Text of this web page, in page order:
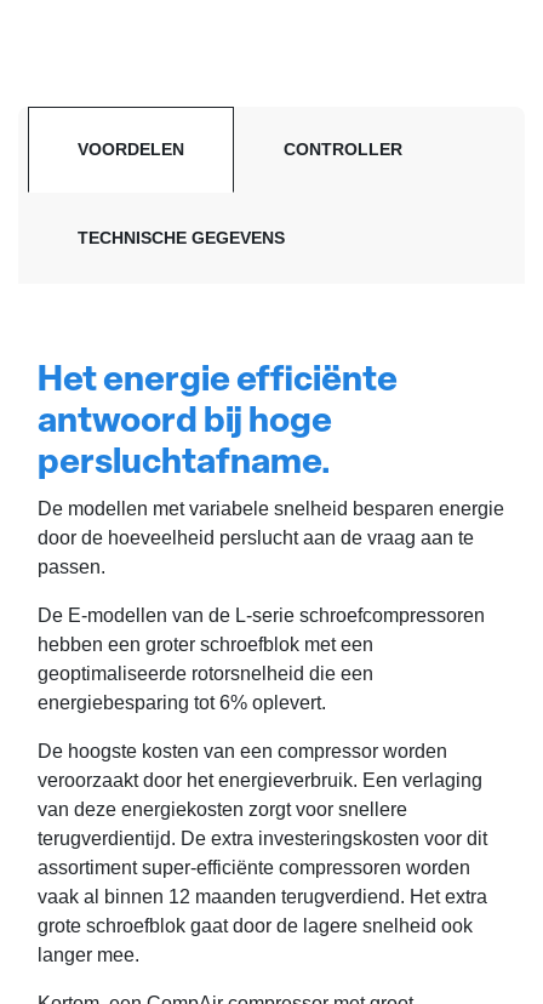
VOORDELEN CONTROLLER
TECHNISCHE GEGEVENS
Het energie efficiënte
antwoord bij hoge
persluchtafname.
De modellen met variabele snelheid besparen energie
door de hoeveelheid perslucht aan de vraag aan te
passen.
De E-modellen van de L-serie schroefcompressoren
hebben een groter schroefblok met een
geoptimaliseerde rotorsnelheid die een
energiebesparing tot 6% oplevert.
De hoogste kosten van een compressor worden
veroorzaakt door het energieverbruik. Een verlaging
van deze energiekosten zorgt voor snellere
terugverdientijd. De extra investeringskosten voor dit
assortiment super-efficiënte compressoren worden
vaak al binnen 12 maanden terugverdiend. Het extra
grote schroefblok gaat door de lagere snelheid ook
langer mee.